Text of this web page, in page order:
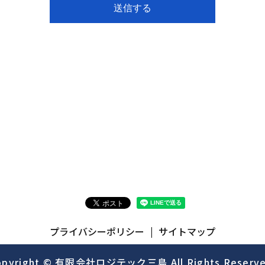
プライバシーポリシー サイトマップ
© 有限会社ロジテック三島 All Rights